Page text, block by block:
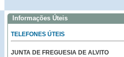
Informações Úteis
TELEFONES ÚTEIS
JUNTA DE FREGUESIA DE ALVITO